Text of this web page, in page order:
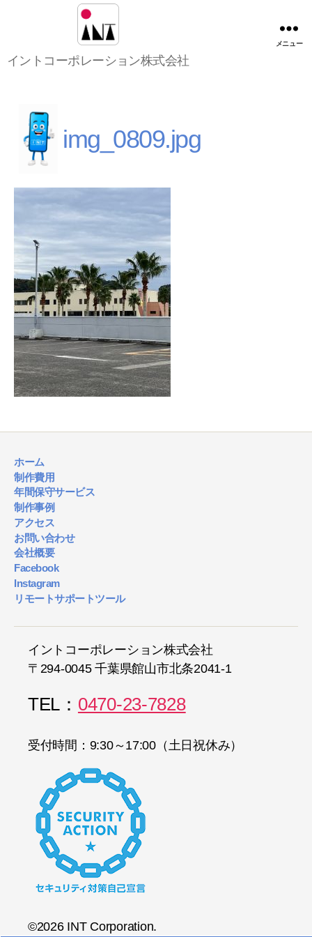
ン
レ
ョ
株
式
会
社
イントコーポレーション株式会社
メニュー
img_0809.jpg
ホーム
制作費用
年間保守サービス
制作事例
アクセス
お問い合わせ
会社概要
Facebook
Instagram
リモートサポートツール
イントコーポレーション株式会社
〒294-0045 千葉県館山市北条2041-1
TEL： 0470-23-7828
受付時間：9:30～17:00（土日祝休み）
©2026 INT Corporation.